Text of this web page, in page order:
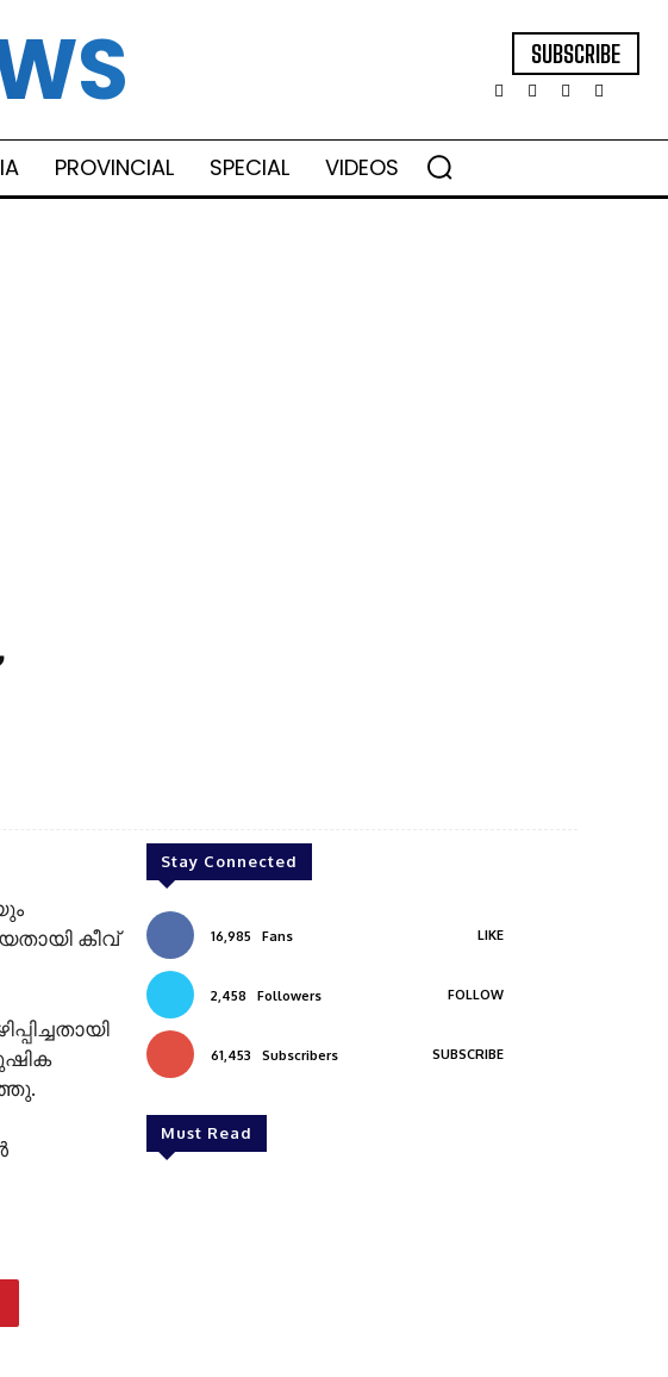
SUBSCRIBE
PROVINCIAL SPECIAL VIDEOS
കീവ്
Stay Connected
16,985 Fans LIKE
2,458 Followers FOLLOW
61,453 Subscribers SUBSCRIBE
Must Read